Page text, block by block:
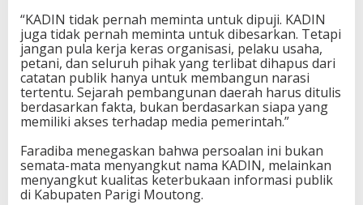
“KADIN tidak pernah meminta untuk dipuji. KADIN
juga tidak pernah meminta untuk dibesarkan. Tetapi
jangan pula kerja keras organisasi, pelaku usaha,
petani, dan seluruh pihak yang terlibat dihapus dari
catatan publik hanya untuk membangun narasi
tertentu. Sejarah pembangunan daerah harus ditulis
berdasarkan fakta, bukan berdasarkan siapa yang
memiliki akses terhadap media pemerintah.”
Faradiba menegaskan bahwa persoalan ini bukan
semata-mata menyangkut nama KADIN, melainkan
menyangkut kualitas keterbukaan informasi publik
di Kabupaten Parigi Moutong.